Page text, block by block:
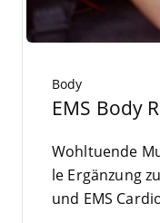
Body
EMS Body
Wohl­tu­en­de
le Ergän­zung
und EMS